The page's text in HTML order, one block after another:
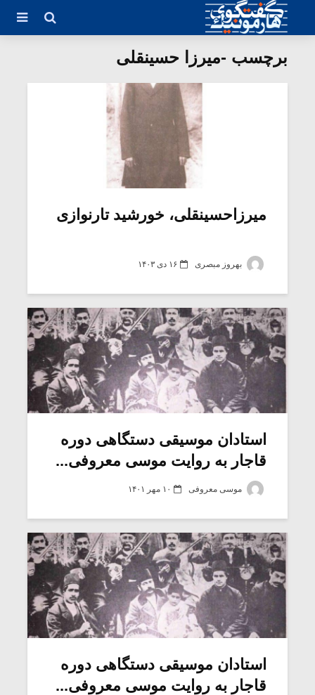
برچسب -میرزا حسینقلی
میرزاحسینقلی، خورشید تارنوازی
بهروز مبصری ۱۶ دی ۱۴۰۳
استادان موسیقی دستگاهی دوره
قاجار به روایت موسی معروفی...
موسی معروفی ۱۰ مهر ۱۴۰۱
استادان موسیقی دستگاهی دوره
قاجار به روایت موسی معروفی...